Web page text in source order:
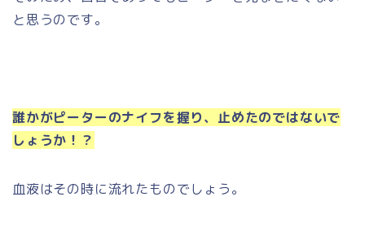
と思うのです。
誰かがピーターのナイフを握り、止めたのではないで
しょうか！？
血液はその時に流れたものでしょう。